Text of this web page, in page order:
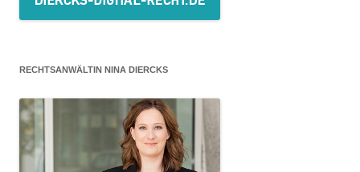
RECHTSANWÄLTIN NINA DIERCKS